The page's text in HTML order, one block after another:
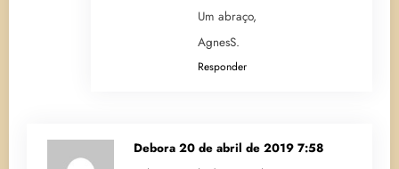
Um abraço,
AgnesS.
Responder
Debora 20 de abril de 2019 7:58